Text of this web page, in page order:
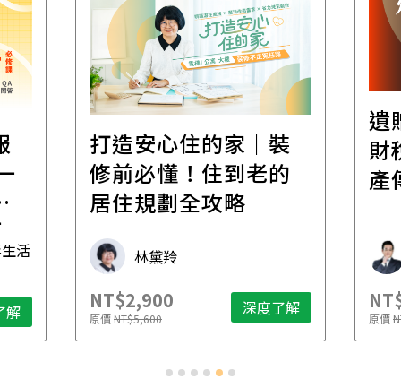
活
解
打造安心住的家｜裝
修前必懂！住到老的
居住規劃全攻略
林黛羚
NT$2,900
原價NT$5,600 深度了解
遺
財
產
原價